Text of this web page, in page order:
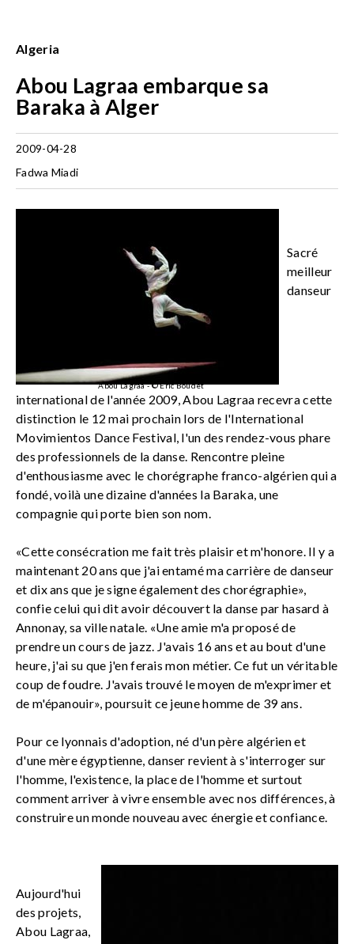
Algeria
Abou Lagraa embarque sa
Baraka à Alger
2009-04-28
Fadwa Miadi
Abou Lagraa - © Eric Boudet
Sacré
meilleur
danseur
international de l'année 2009, Abou Lagraa recevra cette
distinction le 12 mai prochain lors de l'International
Movimientos Dance Festival, l'un des rendez-vous phare
des professionnels de la danse. Rencontre pleine
d'enthousiasme avec le chorégraphe franco-algérien qui a
fondé, voilà une dizaine d'années la Baraka, une
compagnie qui porte bien son nom.
«Cette consécration me fait très plaisir et m'honore. Il y a
maintenant 20 ans que j'ai entamé ma carrière de danseur
et dix ans que je signe également des chorégraphie»,
confie celui qui dit avoir découvert la danse par hasard à
Annonay, sa ville natale. «Une amie m'a proposé de
prendre un cours de jazz. J'avais 16 ans et au bout d'une
heure, j'ai su que j'en ferais mon métier. Ce fut un véritable
coup de foudre. J'avais trouvé le moyen de m'exprimer et
de m'épanouir», poursuit ce jeune homme de 39 ans.
Pour ce lyonnais d'adoption, né d'un père algérien et
d'une mère égyptienne, danser revient à s'interroger sur
l'homme, l'existence, la place de l'homme et surtout
comment arriver à vivre ensemble avec nos différences, à
construire un monde nouveau avec énergie et confiance.
Aujourd'hui
des projets,
Abou Lagraa,